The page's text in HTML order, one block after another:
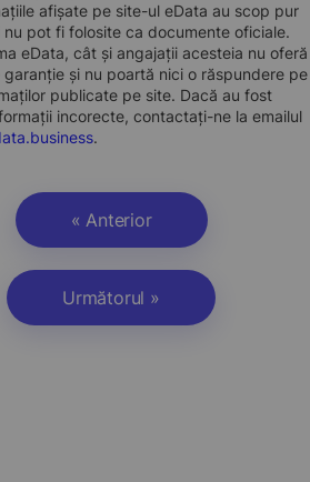
afișate pe site-ul eData au scop pur
nu pot fi folosite ca documente oficiale.
eData, cât și angajații acesteia nu oferă
garanție și nu poartă nici o răspundere pe
publicate pe site. Dacă au fost
incorecte, contactați-ne la emailul
.
« Anterior
Următorul »